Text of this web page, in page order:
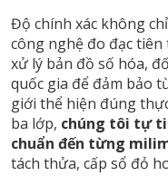
Độ chính xác không
công nghệ đo đạc
xử lý bản đồ số hóa,
quốc gia để đảm bảo
giới thể hiện đúng
ba lớp, chúng tôi tự
chuẩn đến từng
tách thửa, cấp sổ đỏ